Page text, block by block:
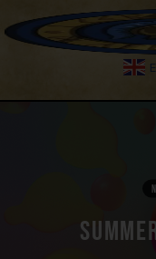
Games